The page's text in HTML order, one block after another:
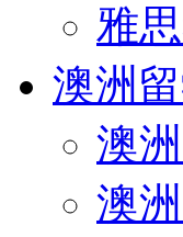
雅
澳洲
澳
澳